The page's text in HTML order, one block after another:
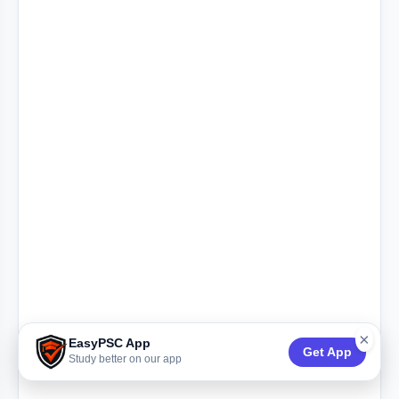
EasyPSC App
Study better on our app
Get App
×